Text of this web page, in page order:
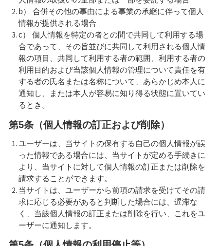
b） 合併その他の事由による事業の承継に伴って個人
情報が提供される場合
c） 個人情報を特定の者との間で共同して利用する場
合であって、その旨並びに共同して利用される個人情
報の項目、共同して利用する者の範囲、利用する者の
利用目的および当該個人情報の管理について責任を有
する者の氏名または名称について、あらかじめ本人に
通知し、または本人が容易に知り得る状態に置いてい
るとき。
第5条（個人情報の訂正および削除）
ユーザーは、当サイトの保有する自己の個人情報が誤
った情報である場合には、当サイトが定める手続きに
より、当サイトに対して個人情報の訂正または削除を
請求することができます。
当サイトは、ユーザーから前項の請求を受けてその請
求に応じる必要があると判断した場合には、遅滞な
く、当該個人情報の訂正または削除を行い、これをユ
ーザーに通知します。